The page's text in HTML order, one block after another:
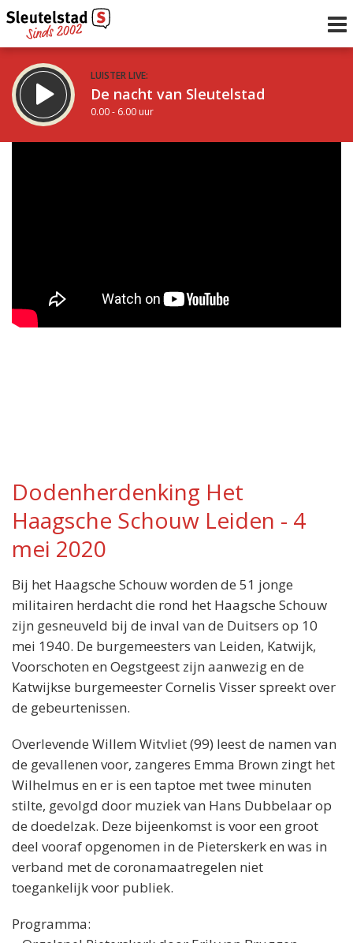
LUISTER LIVE:
De nacht van Sleutelstad
0.00 - 6.00 uur
Dodenherdenking Het
Haagsche Schouw Leiden - 4
mei 2020
Bij het Haagsche Schouw worden de 51 jonge
militairen herdacht die rond het Haagsche Schouw
zijn gesneuveld bij de inval van de Duitsers op 10
mei 1940. De burgemeesters van Leiden, Katwijk,
Voorschoten en Oegstgeest zijn aanwezig en de
Katwijkse burgemeester Cornelis Visser spreekt over
de gebeurtenissen.
Overlevende Willem Witvliet (99) leest de namen van
de gevallenen voor, zangeres Emma Brown zingt het
Wilhelmus en er is een taptoe met twee minuten
stilte, gevolgd door muziek van Hans Dubbelaar op
de doedelzak. Deze bijeenkomst is voor een groot
deel vooraf opgenomen in de Pieterskerk en was in
verband met de coronamaatregelen niet
toegankelijk voor publiek.
Programma: